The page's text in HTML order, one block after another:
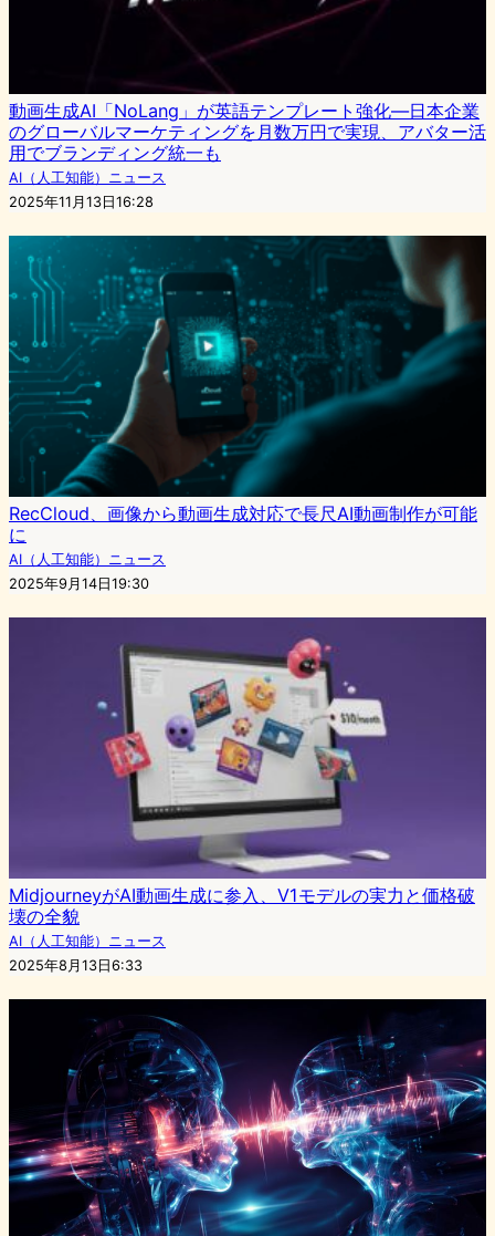
動画生成AI「NoLang」が英語テンプレート強化—日本企業
のグローバルマーケティングを月数万円で実現、アバター活
用でブランディング統一も
AI（人工知能）ニュース
2025年11月13日16:28
RecCloud、画像から動画生成対応で長尺AI動画制作が可能
に
AI（人工知能）ニュース
2025年9月14日19:30
MidjourneyがAI動画生成に参入、V1モデルの実力と価格破
壊の全貌
AI（人工知能）ニュース
2025年8月13日6:33